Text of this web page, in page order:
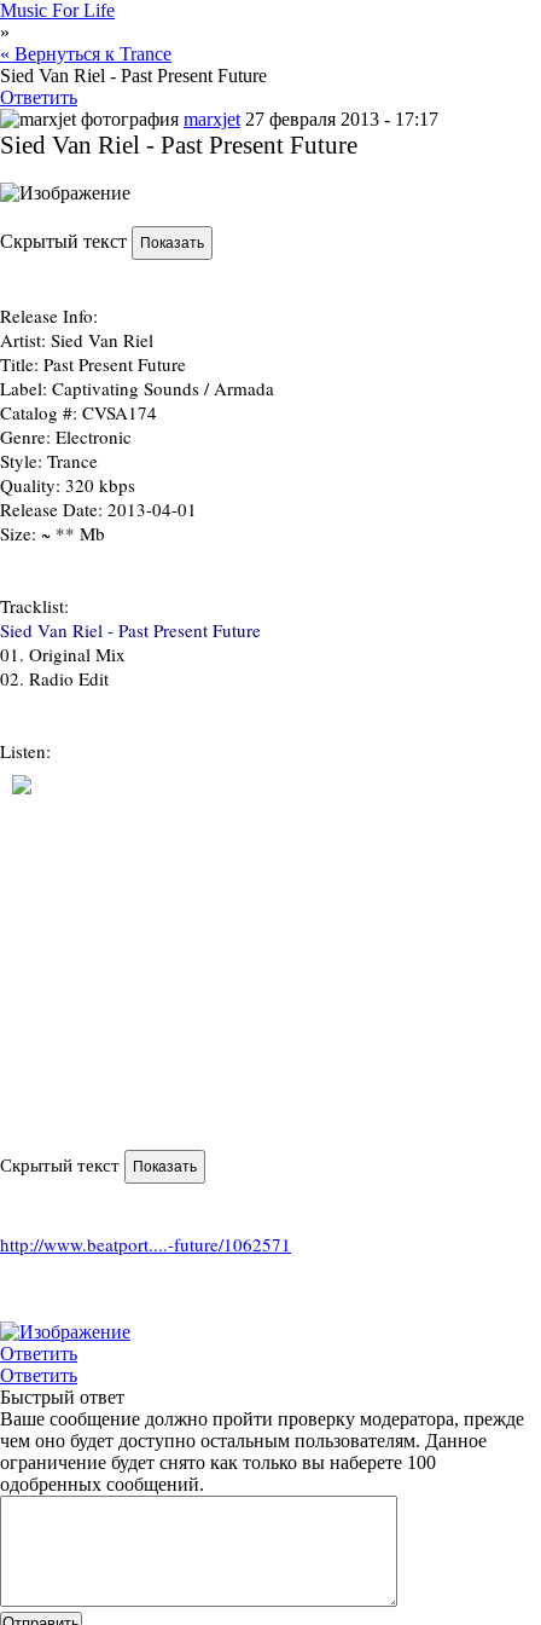
Music For Life
»
« Вернуться к Trance
Sied Van Riel - Past Present Future
Ответить
marxjet 27 февраля 2013 - 17:17
Sied Van Riel - Past Present Future
Скрытый текст
Release Info:
Artist: Sied Van Riel
Title: Past Present Future
Label: Captivating Sounds / Armada
Catalog #: CVSA174
Genre: Electronic
Style: Trance
Quality: 320 kbps
Release Date: 2013-04-01
Size: ~ ** Mb
Tracklist:
Sied Van Riel - Past Present Future
01. Original Mix
02. Radio Edit
Listen:
Скрытый текст
http://www.beatport....-future/1062571
Ответить
Ответить
Быстрый ответ
Ваше сообщение должно пройти проверку модератора, прежде
чем оно будет доступно остальным пользователям. Данное
ограничение будет снято как только вы наберете 100
одобренных сообщений.